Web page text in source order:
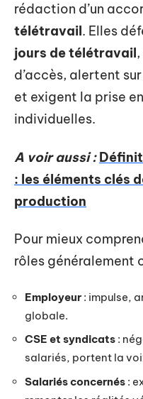
rédaction d’un
télétravail. Elles
jours de télétravail
d’accès, alertent
et exigent la prise
individuelles.
A voir aussi :
: les éléments clés
production
Pour mieux
rôles généralement
Employeur : impulse,
globale.
CSE et syndicats :
salariés, portent la
Salariés concernés :